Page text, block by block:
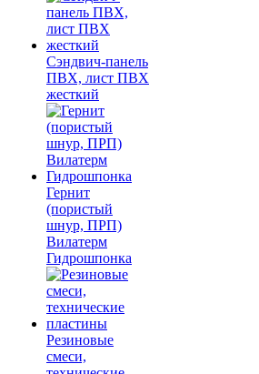
Сэндвич-панель
ПВХ, лист ПВХ
жесткий
Гернит
(пористый
шнур, ПРП)
Вилатерм
Гидрошпонка
Резиновые
смеси,